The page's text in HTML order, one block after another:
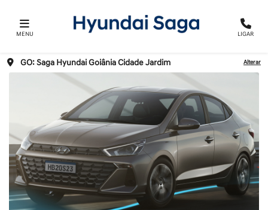
MENU LIGAR
GO: Saga Hyundai Goiânia Cidade Jardim Alterar